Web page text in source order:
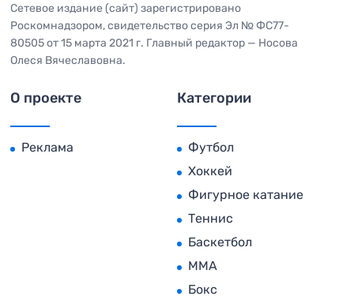
Сетевое издание (сайт) зарегистрировано
Роскомнадзором, свидетельство серия Эл № ФС77-
80505 от 15 марта 2021 г. Главный редактор — Носова
Олеся Вячеславовна.
О проекте
Реклама
Категории
Футбол
Хоккей
Фигурное катание
Теннис
Баскетбол
MMA
Бокс